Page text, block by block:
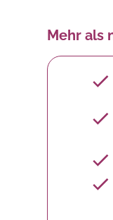
Mehr als